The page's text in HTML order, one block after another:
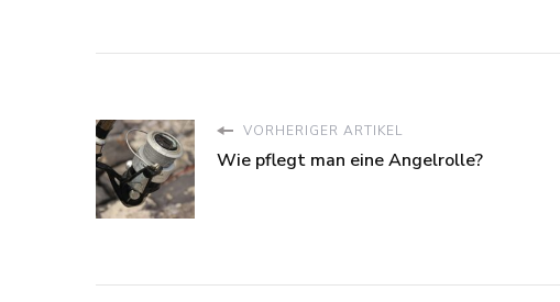
VORHERIGER ARTIKEL
Wie pflegt man eine Angelrolle?